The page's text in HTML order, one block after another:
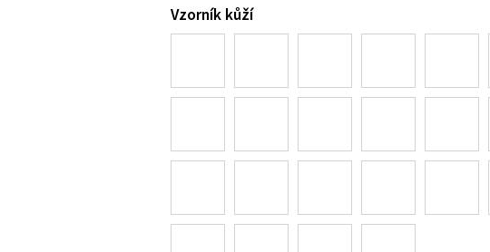
Vzorník kůží